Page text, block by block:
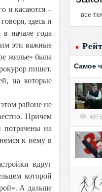
и касаются –
здесь и
начале года
эти важные
жилье» была
пишет,
на которые
районе не
Причем
потрачены на
к нему в
вдруг
которой
А дальше
все
Самое
407